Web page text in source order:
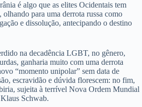
é algo que as elites Ocidentais tem
para uma derrota russa como
e dissolução, antecipando o destino
na decadência LGBT, no gênero,
ganharia muito com uma derrota
“momento unipolar” sem data de
escravidão e dúvida florescem: no fim,
sujeita à terrível Nova Ordem Mundial
Schwab.